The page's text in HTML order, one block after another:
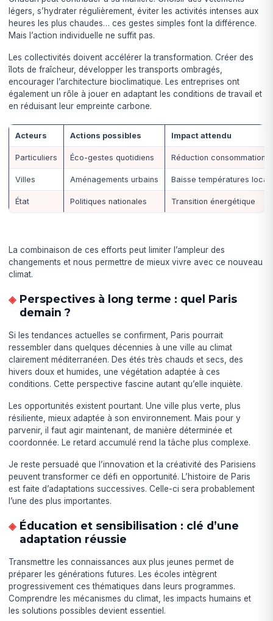
légers, s’hydrater régulièrement, éviter les activités intenses aux
heures les plus chaudes… ces gestes simples font la différence.
Mais l’action individuelle ne suffit pas.
Les collectivités doivent accélérer la transformation. Créer des
îlots de fraîcheur, développer les transports ombragés,
encourager l’architecture bioclimatique. Les entreprises ont
également un rôle à jouer en adaptant les conditions de travail et
en réduisant leur empreinte carbone.
Acteurs Actions possibles Impact attendu
Particuliers Éco-gestes quotidiens Réduction consommation
Villes Aménagements urbains Baisse températures
État Politiques nationales Transition énergétique
La combinaison de ces efforts peut limiter l’ampleur des
changements et nous permettre de mieux vivre avec ce nouveau
climat.
Perspectives à long terme : quel Paris
demain ?
Si les tendances actuelles se confirment, Paris pourrait
ressembler dans quelques décennies à une ville au climat
clairement méditerranéen. Des étés très chauds et secs, des
hivers doux et humides, une végétation adaptée à ces
conditions. Cette perspective fascine autant qu’elle inquiète.
Les opportunités existent pourtant. Une ville plus verte, plus
résiliente, mieux adaptée à son environnement. Mais pour y
parvenir, il faut agir maintenant, de manière déterminée et
coordonnée. Le retard accumulé rend la tâche plus complexe.
Je reste persuadé que l’innovation et la créativité des Parisiens
peuvent transformer ce défi en opportunité. L’histoire de Paris
est faite d’adaptations successives. Celle-ci sera probablement
l’une des plus importantes.
Éducation et sensibilisation : clé d’une
adaptation réussie
Transmettre les connaissances aux plus jeunes permet de
préparer les générations futures. Les écoles intègrent
progressivement ces thématiques dans leurs programmes.
Comprendre les mécanismes du climat, les impacts humains et
les solutions possibles devient essentiel.